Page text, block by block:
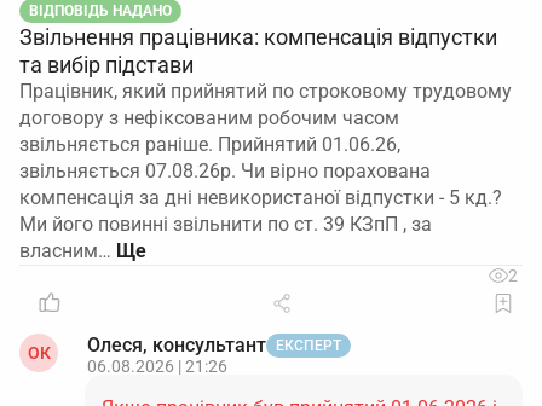
ВІДПОВІДЬ НАДАНО
Звільнення працівника: компенсація відпустки
та вибір підстави
Працівник, який прийнятий по строковому трудовому
договору з нефіксованим робочим часом
звільняється раніше. Прийнятий 01.06.26,
звільняється 07.08.26р. Чи вірно порахована
компенсація за дні невикористаної відпустки - 5 кд.?
Ми його повинні звільнити по ст. 39 КЗпП , за
власним…
2
ОК Олеся, консультант ЕКСПЕРТ
06.08.2026 | 21:26